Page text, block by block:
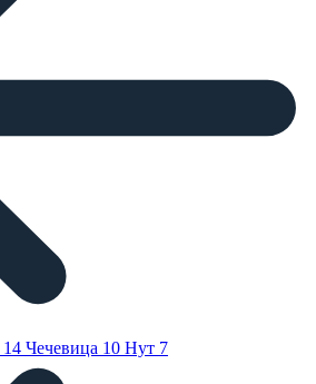
14 Чечевица 10 Нут 7